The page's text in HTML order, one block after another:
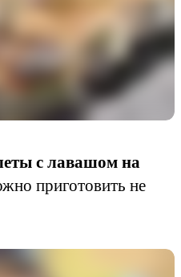
с лавашом на
приготовить не